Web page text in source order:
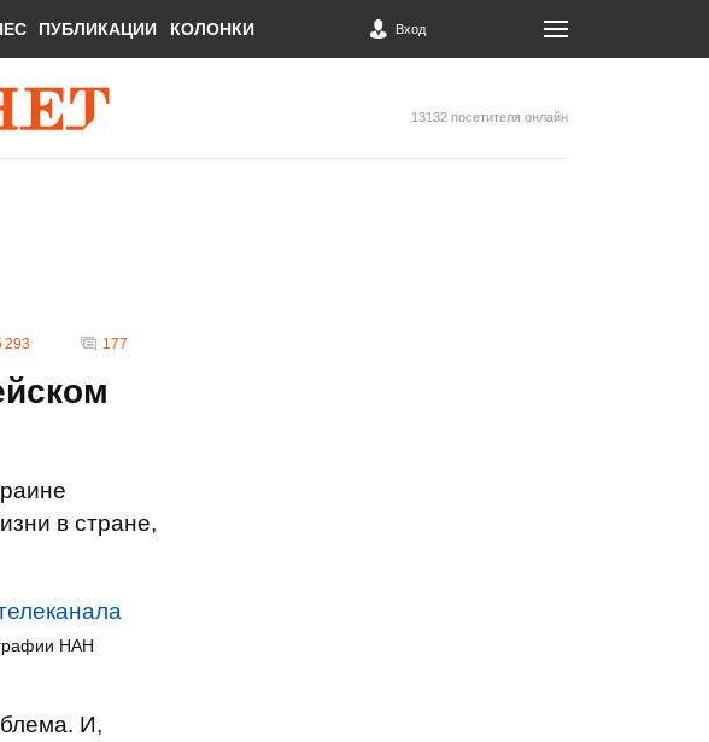
ПУБЛИКАЦИИ КОЛОНКИ Вход
13132 посетителя онлайн
293 177
в стране,
НАН
И,